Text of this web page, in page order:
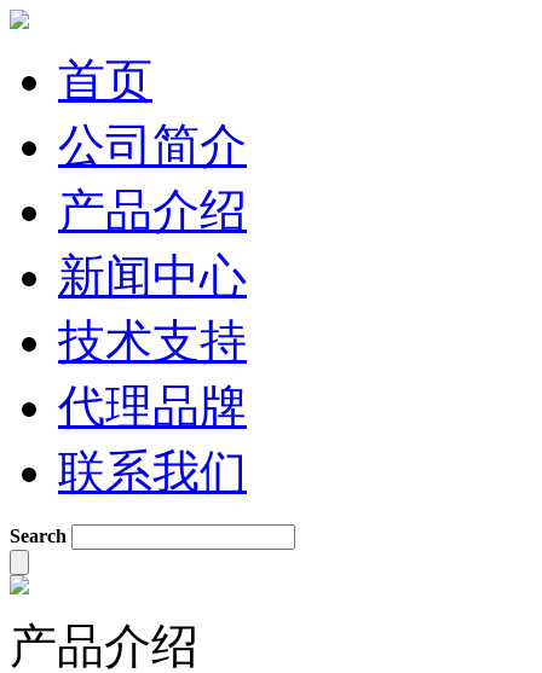
首页
公司简介
产品介绍
新闻中心
技术支持
代理品牌
联系我们
Search
产品介绍